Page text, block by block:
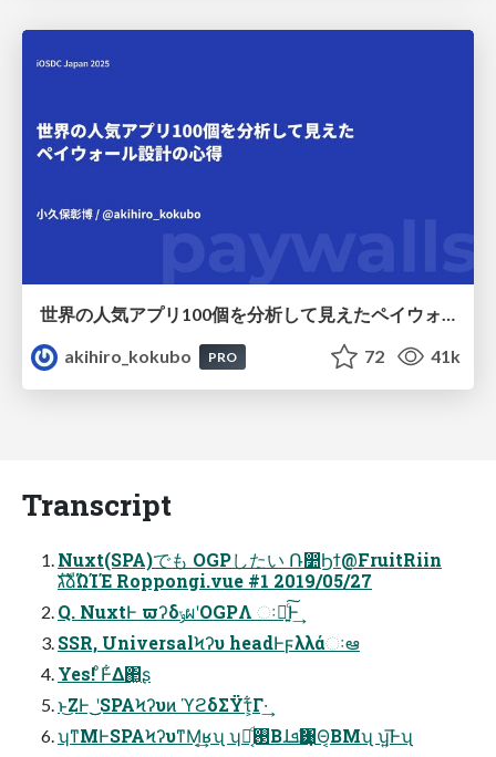
akihiro_kokubo
PRO 72 41k
Transcript
Nuxt(SPA)でも OGPしたい Ռ෺Ϧϯ@FruitRiin
גࣜձࣾΏΊΈ Roppongi.vue #1 2019/05/27
Q. NuxtͰ ϖʔδݸผʹOGPΛ ઃఆ͍ͨ͠Ͱ͢
SSR, UniversalϞʔυ headͰϝλλάઃఆ
Yes! ͦ͏Ͱ͋Δ΂͖ʂ
ͱ͜ΖͰ ͜͜ʹSPAϞʔυͷ ϓϩδΣΫτ͕͋Γ·͢
ʮͳΜͰSPAϞʔυͳΜ͔͢ʁʯ ʮ࢓༷͔ͩΒɺܦҢ͸Θ͔ΒΜʯ ʮ͍͞Ͱʯ